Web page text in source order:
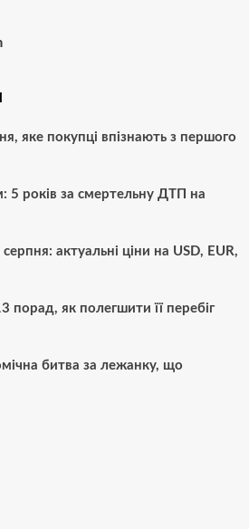
яке покупці впізнають з першого
5 років за смертельну ДТП на
актуальні ціни на USD, EUR,
порад, як полегшити її перебіг
битва за лежанку, що